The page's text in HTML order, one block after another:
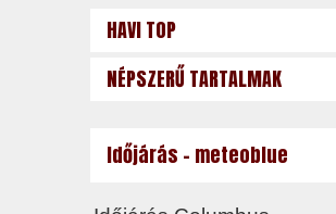
HAVI TOP
NÉPSZERŰ TARTALMAK
Időjárás - meteoblue